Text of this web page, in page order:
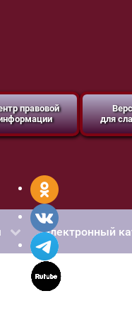
правовой
для
Электронный